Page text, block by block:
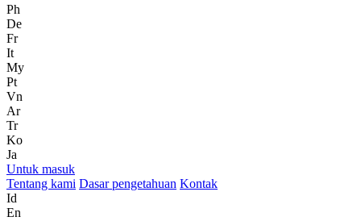
Ph
De
Fr
It
My
Pt
Vn
Ar
Tr
Ko
Ja
Untuk masuk
Tentang kami Dasar pengetahuan Kontak
Id
En